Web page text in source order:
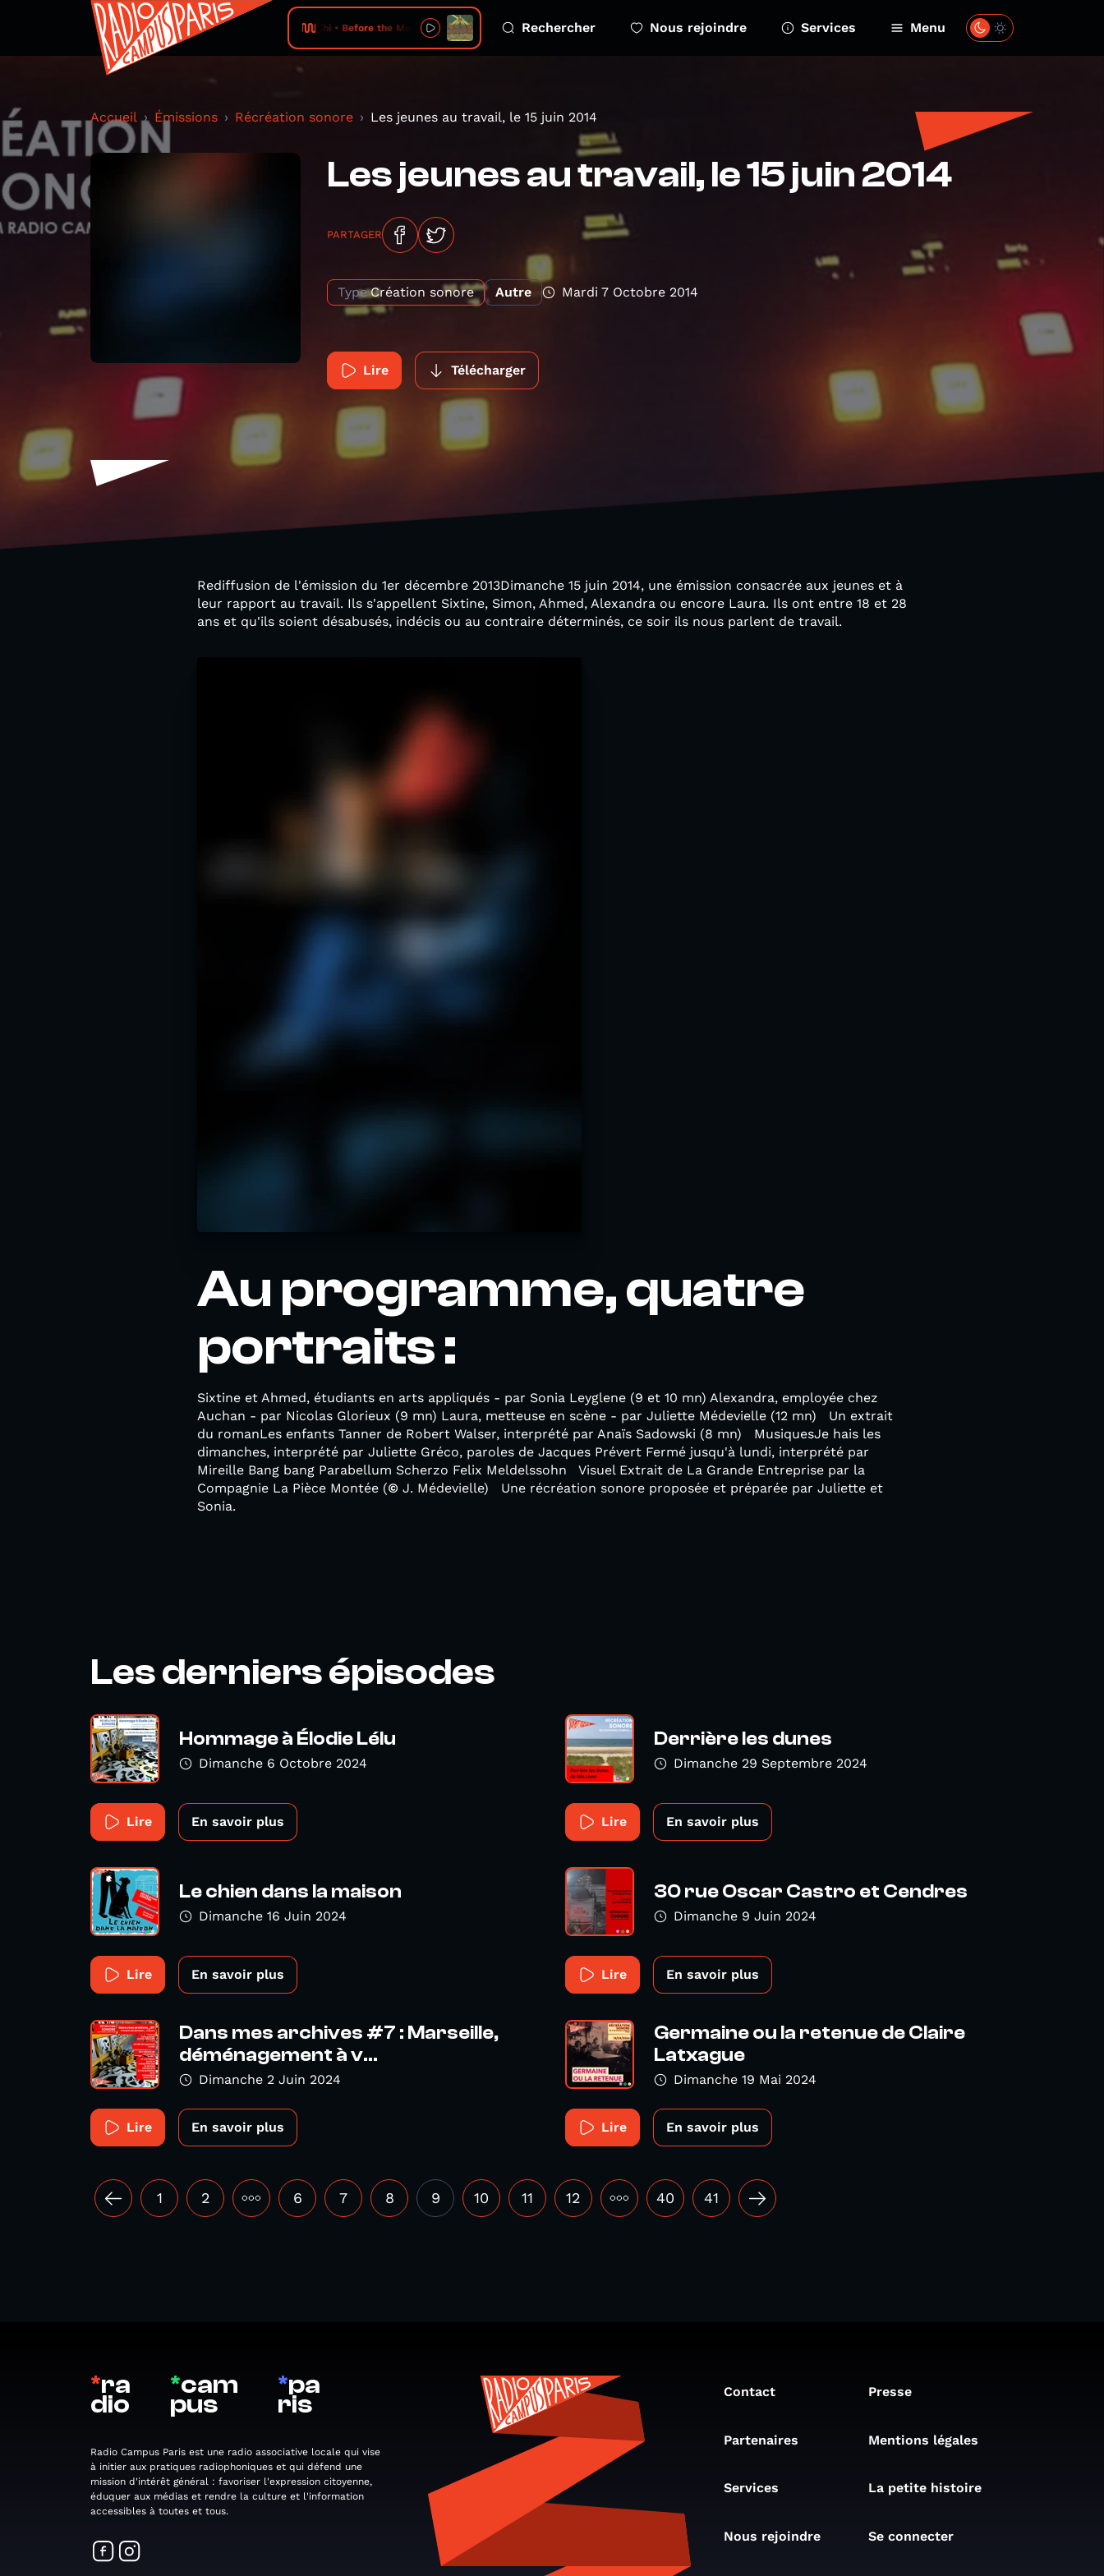
Chi • Before the Mountain Rechercher Nous rejoindre Services Menu
Accueil Émissions Récréation sonore Les jeunes au travail, le 15 juin 2014
Les jeunes au travail, le 15 juin 2014
PARTAGER
Type Création sonore Autre Mardi 7 Octobre 2014
Lire Télécharger
Rediffusion de l'émission du 1er décembre 2013Dimanche 15 juin 2014, une émission consacrée aux jeunes et à
leur rapport au travail. Ils s'appellent Sixtine, Simon, Ahmed, Alexandra ou encore Laura. Ils ont entre 18 et 28
ans et qu'ils soient désabusés, indécis ou au contraire déterminés, ce soir ils nous parlent de travail.
Au programme, quatre
portraits :
Sixtine et Ahmed, étudiants en arts appliqués - par Sonia Leyglene (9 et 10 mn) Alexandra, employée chez
Auchan - par Nicolas Glorieux (9 mn) Laura, metteuse en scène - par Juliette Médevielle (12 mn) Un extrait
du romanLes enfants Tanner de Robert Walser, interprété par Anaïs Sadowski (8 mn) MusiquesJe hais les
dimanches, interprété par Juliette Gréco, paroles de Jacques Prévert Fermé jusqu'à lundi, interprété par
Mireille Bang bang Parabellum Scherzo Felix Meldelssohn Visuel Extrait de La Grande Entreprise par la
Compagnie La Pièce Montée (© J. Médevielle) Une récréation sonore proposée et préparée par Juliette et
Sonia.
Les derniers épisodes
Hommage à Élodie Lélu
Dimanche 6 Octobre 2024
Lire En savoir plus
Derrière les dunes
Dimanche 29 Septembre 2024
Lire En savoir plus
Le chien dans la maison
Dimanche 16 Juin 2024
Lire En savoir plus
30 rue Oscar Castro et Cendres
Dimanche 9 Juin 2024
Lire En savoir plus
Dans mes archives #7 : Marseille,
déménagement à v...
Dimanche 2 Juin 2024
Lire En savoir plus
Germaine ou la retenue de Claire
Latxague
Dimanche 19 Mai 2024
Lire En savoir plus
1 2 ••• 6 7 8 9 10 11 12 ••• 40 41
*ra
dio
*cam
pus
*pa
ris
Radio Campus Paris est une radio associative locale qui vise
à initier aux pratiques radiophoniques et qui défend une
mission d'intérêt général : favoriser l'expression citoyenne,
éduquer aux médias et rendre la culture et l'information
accessibles à toutes et tous.
Contact Presse
Partenaires Mentions légales
Services La petite histoire
Nous rejoindre Se connecter